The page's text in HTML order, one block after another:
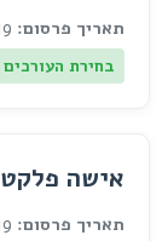
תאריך פרסום:
בחירת העורכים
אישה פלקט
תאריך פרסום: